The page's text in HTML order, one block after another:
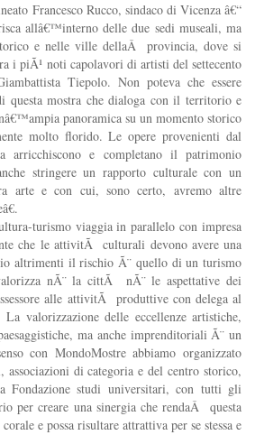
Francesco Rucco, sindaco di Vicenza â€“
allâ€™interno delle due sedi museali, ma
e nelle ville dellaÂ provincia, dove si
i piÃ¹ noti capolavori di artisti del settecento
Tiepolo. Non poteva che essere
questa mostra che dialoga con il territorio e
panoramica su un momento storico
molto florido. Le opere provenienti dal
arricchiscono e completano il patrimonio
stringere un rapporto culturale con un
arte e con cui, sono certo, avremo altre
turismo viaggia in parallelo con impresa
che le attivitÃ culturali devono avere una
altrimenti il rischio Ã¨ quello di un turismo
nÃ¨ la cittÃ nÃ¨ le aspettative dei
alle attivitÃ produttive con delega al
valorizzazione delle eccellenze artistiche,
ma anche imprenditoriali Ã¨ un
con MondoMostre abbiamo organizzato
di categoria e del centro storico,
Fondazione studi universitari, con tutti gli
per creare una sinergia che rendaÂ questa
e possa risultare attrattiva per se stessa e